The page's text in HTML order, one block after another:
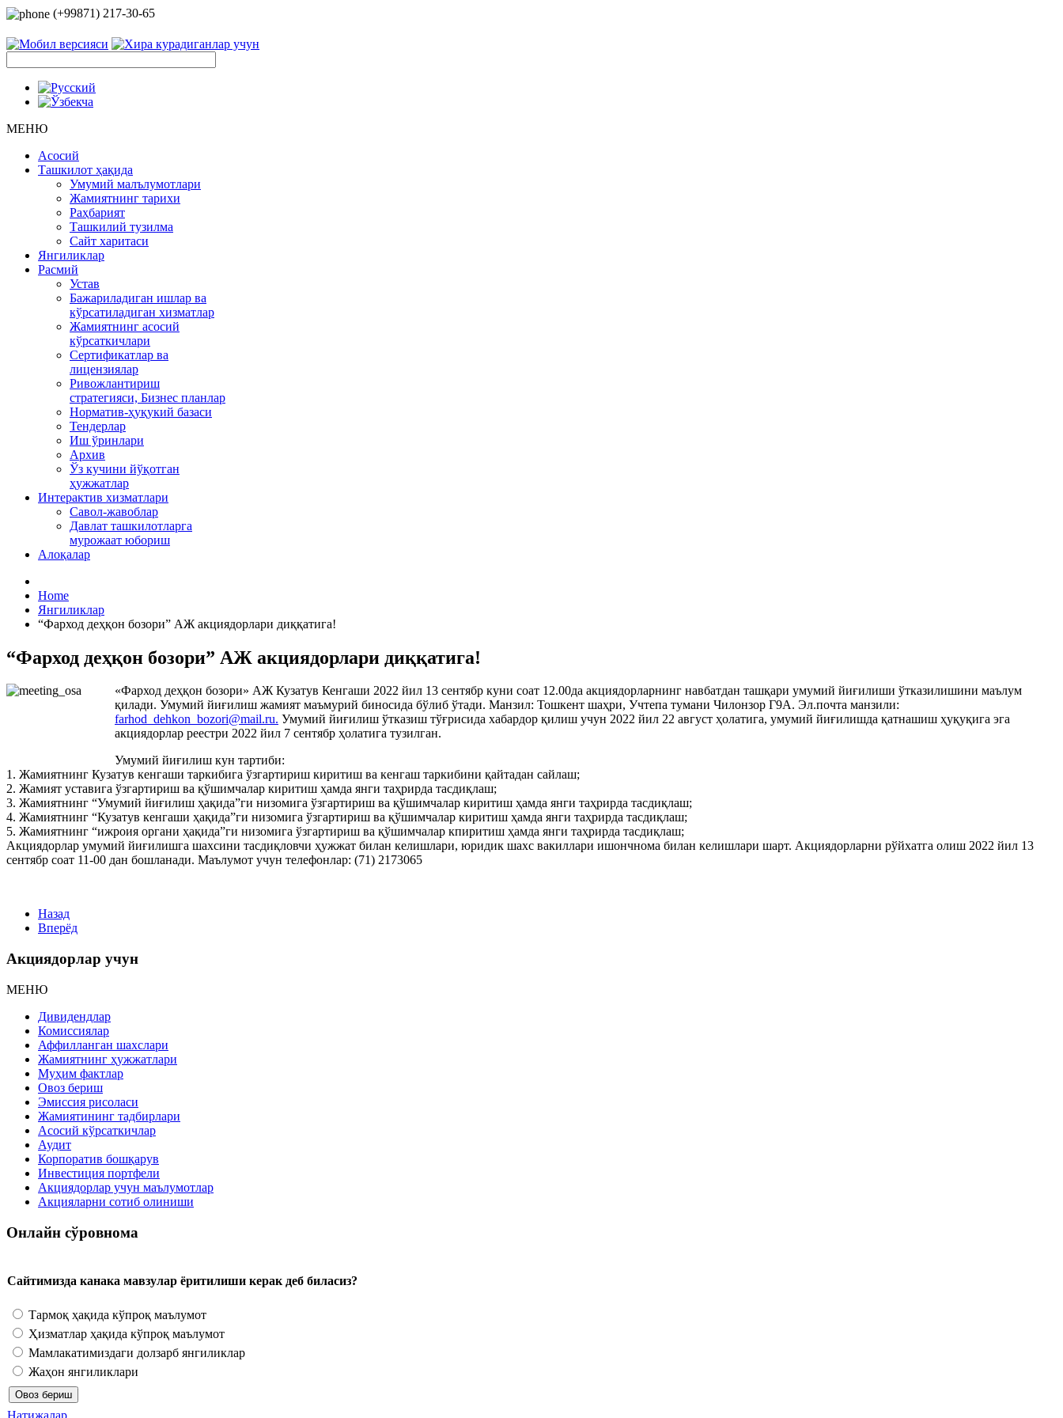
(+99871) 217-30-65
МЕНЮ
Асосий
Ташкилот ҳақида
Умумий малълумотлари
Жамиятнинг тарихи
Раҳбарият
Ташкилий тузилма
Сайт харитаси
Янгиликлар
Расмий
Устав
Бажариладиган ишлар ва
кўрсатиладиган хизматлар
Жамиятнинг асосий
кўрсаткичлари
Сертификатлар ва
лицензиялар
Ривожлантириш
стратегияси, Бизнес планлар
Норматив-ҳуқукий базаси
Тендерлар
Иш ўринлари
Архив
Ўз кучини йўқотган
ҳужжатлар
Интерактив хизматлари
Савол-жавоблар
Давлат ташкилотларга
мурожаат юбориш
Алоқалар
Home
Янгиликлар
“Фарход деҳқон бозори” АЖ акциядорлари диққатига!
“Фарход деҳқон бозори” АЖ акциядорлари диққатига!
«Фарход деҳқон бозори» АЖ Кузатув Кенгаши 2022 йил 13 сентябр куни соат 12.00да акциядорларнинг навбатдан ташқари умумий йиғилиши ўтказилишини маълум
қилади. Умумий йиғилиш жамият маъмурий биносида бўлиб ўтади. Манзил: Тошкент шаҳри, Учтепа тумани Чилонзор Г9А. Эл.почта манзили:
farhod_dehkon_bozori@mail.ru. Умумий йиғилиш ўтказиш тўғрисида хабардор қилиш учун 2022 йил 22 август ҳолатига, умумий йиғилишда қатнашиш ҳуқуқига эга
акциядорлар реестри 2022 йил 7 сентябр ҳолатига тузилган.
Умумий йиғилиш кун тартиби:
1. Жамиятнинг Кузатув кенгаши таркибига ўзгартириш киритиш ва кенгаш таркибини қайтадан сайлаш;
2. Жамият уставига ўзгартириш ва қўшимчалар киритиш ҳамда янги таҳрирда тасдиқлаш;
3. Жамиятнинг “Умумий йиғилиш ҳақида”ги низомига ўзгартириш ва қўшимчалар киритиш ҳамда янги таҳрирда тасдиқлаш;
4. Жамиятнинг “Кузатув кенгаши ҳақида”ги низомига ўзгартириш ва қўшимчалар киритиш ҳамда янги таҳрирда тасдиқлаш;
5. Жамиятнинг “ижроия органи ҳақида”ги низомига ўзгартириш ва қўшимчалар кпиритиш ҳамда янги таҳрирда тасдиқлаш;
Акциядорлар умумий йиғилишга шахсини тасдиқловчи ҳужжат билан келишлари, юридик шахс вакиллари ишончнома билан келишлари шарт. Акциядорларни рўйхатга олиш 2022 йил 13
сентябр соат 11-00 дан бошланади. Маълумот учун телефонлар: (71) 2173065
Назад
Вперёд
Акциядорлар учун
МЕНЮ
Дивидендлар
Комиссиялар
Аффилланган шахслари
Жамиятнинг ҳужжатлари
Муҳим фактлар
Овоз бериш
Эмиссия рисоласи
Жамиятининг тадбирлари
Асосий кўрсаткичлар
Аудит
Корпоратив бошқарув
Инвестиция портфели
Акциядорлар учун маълумотлар
Акцияларни сотиб олиниши
Онлайн сўровнома
Сайтимизда канака мавзулар ёритилиши керак деб биласиз?
Тармоқ ҳақида кўпроқ маълумот
Ҳизматлар ҳақида кўпроқ маълумот
Мамлакатимиздаги долзарб янгиликлар
Жаҳон янгиликлари
Натижалар